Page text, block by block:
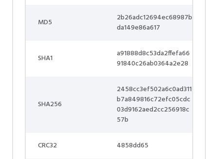
MD5
2b26adc12694ec68987b
da149e86a617
SHA1
a91888d8c53da2ffefa66
91840c26ab0364a2e28
SHA256
2458cc3ef502a6c0ad311
b7a849816c72efc05cdc
03d9162aed2cc256918c
57b
CRC32 4858dd65